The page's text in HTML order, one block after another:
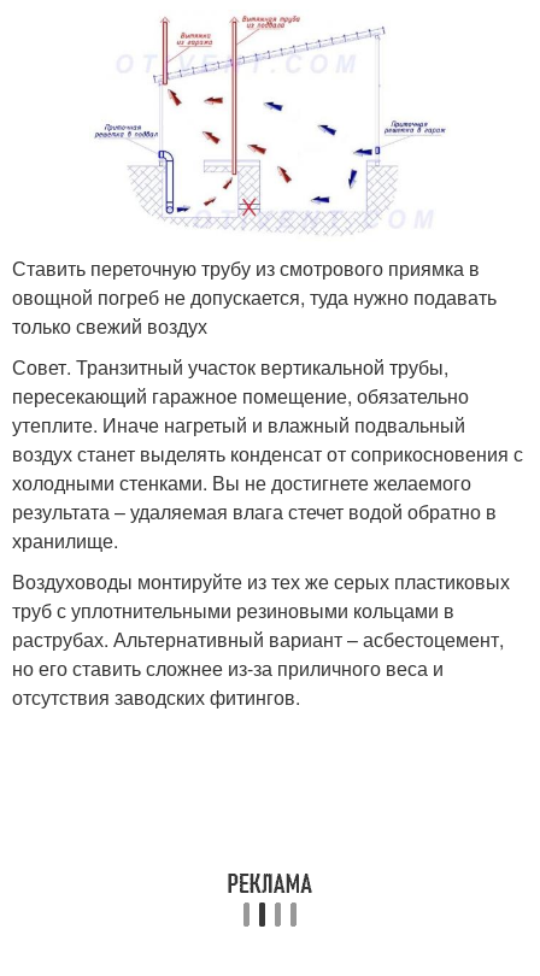
Ставить переточную трубу из смотрового приямка в
овощной погреб не допускается, туда нужно подавать
только свежий воздух
Совет. Транзитный участок вертикальной трубы,
пересекающий гаражное помещение, обязательно
утеплите. Иначе нагретый и влажный подвальный
воздух станет выделять конденсат от соприкосновения с
холодными стенками. Вы не достигнете желаемого
результата – удаляемая влага стечет водой обратно в
хранилище.
Воздуховоды монтируйте из тех же серых пластиковых
труб с уплотнительными резиновыми кольцами в
раструбах. Альтернативный вариант – асбестоцемент,
но его ставить сложнее из-за приличного веса и
отсутствия заводских фитингов.